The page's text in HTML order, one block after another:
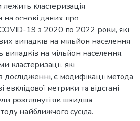
лежить кластеризація
на основі даних про
19 з 2020 по 2022 роки, які
випадків на мільйон населення
випадків на мільйон населення.
які
дослідженні, є модифікації метода
евклідової метрики та відстані
розглянуті як швидша
найближчого сусіда.